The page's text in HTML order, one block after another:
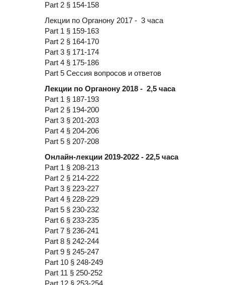
Part 2 § 154-158
Лекции по Органону 2017 - 3 часа
Part 1 § 159-163
Part 2 § 164-170
Part 3 § 171-174
Part 4 § 175-186
Part 5 Сессия вопросов и ответов
Лекции по Органону 2018 - 2,5 часа
Part 1 § 187-193
Part 2 § 194-200
Part 3 § 201-203
Part 4 § 204-206
Part 5 § 207-208
Онлайн-лекции 2019-2022 - 22,5 часа
Part 1 § 208-213
Part 2 § 214-222
Part 3 § 223-227
Part 4 § 228-229
Part 5 § 230-232
Part 6 § 233-235
Part 7 § 236-241
Part 8 § 242-244
Part 9 § 245-247
Part 10 § 248-249
Part 11 § 250-252